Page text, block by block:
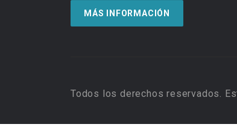
MÁS INFORMACIÓN
Todos los derechos reservados.